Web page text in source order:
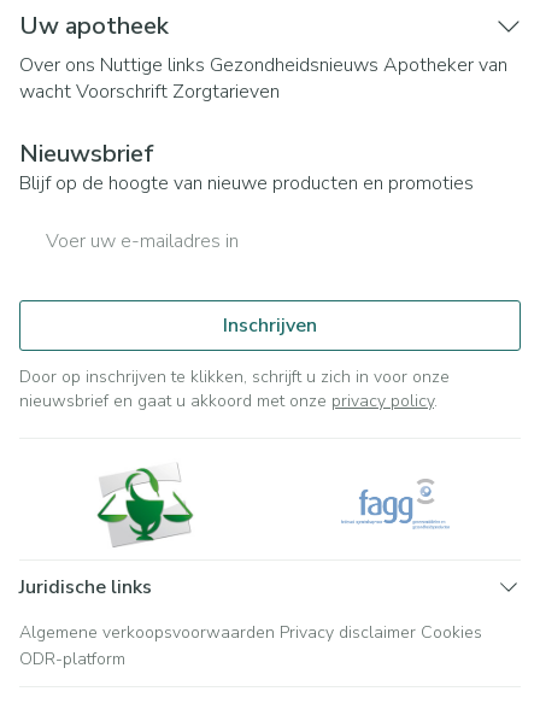
Uw apotheek
Over ons Nuttige links Gezondheidsnieuws Apotheker van
wachtVoorschrift Zorgtarieven
Nieuwsbrief
Blijf op de hoogte van nieuwe producten en promoties
Inschrijven
Door op inschrijven te klikken, schrijft u zich in voor onze
nieuwsbrief en gaat u akkoord met onze privacy policy.
Juridische links
Algemene verkoopsvoorwaarden Privacy disclaimer Cookies
ODR-platform